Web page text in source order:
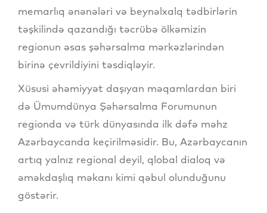
memarlıq ənənələri və beynəlxalq tədbirlərin
təşkilində qazandığı təcrübə ölkəmizin
regionun əsas şəhərsalma mərkəzlərindən
birinə çevrildiyini təsdiqləyir.
Xüsusi əhəmiyyət daşıyan məqamlardan biri
də Ümumdünya Şəhərsalma Forumunun
regionda və türk dünyasında ilk dəfə məhz
Azərbaycanda keçirilməsidir. Bu, Azərbaycanın
artıq yalnız regional deyil, qlobal dialoq və
əməkdaşlıq məkanı kimi qəbul olunduğunu
göstərir.